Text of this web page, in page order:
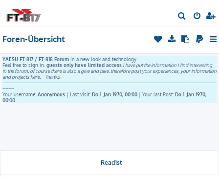
u
c
e
Foren-Übersicht
YAESU FT-817 / FT-818 Forum in a new look and technology.
Feel free to sign in. guests only have limited access I have put the information I find interesting
in the forum. of course there is also a give and take. therefore post your experiences, your information
and projects here. - Thanks
--------------------------------------------------------------------------------------------------------------------------------------------------
--------
Your username: Anonymous | Last visit: Do 1. Jan 1970, 00:00 | Your last Post: Do 1. Jan 1970,
00:00
Read1st